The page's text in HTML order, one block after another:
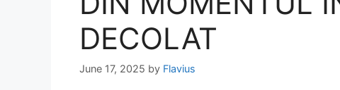
DECOLAT
June 17, 2025 by Flavius